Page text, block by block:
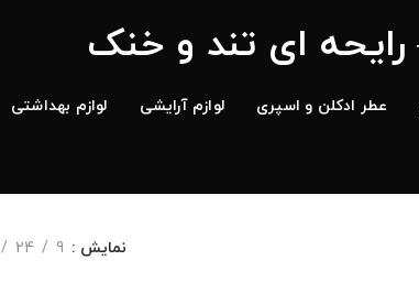
رایحه ای تند و خنک
عطر ادکلن و اسپری لوازم آرایشی لوازم بهداشتی
نمایش 9
24